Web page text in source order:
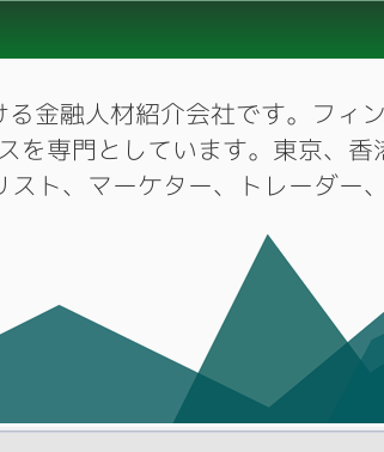
金融人材紹介会社です。フィ
を専門としています。東京、香
ト、マーケター、トレーダー